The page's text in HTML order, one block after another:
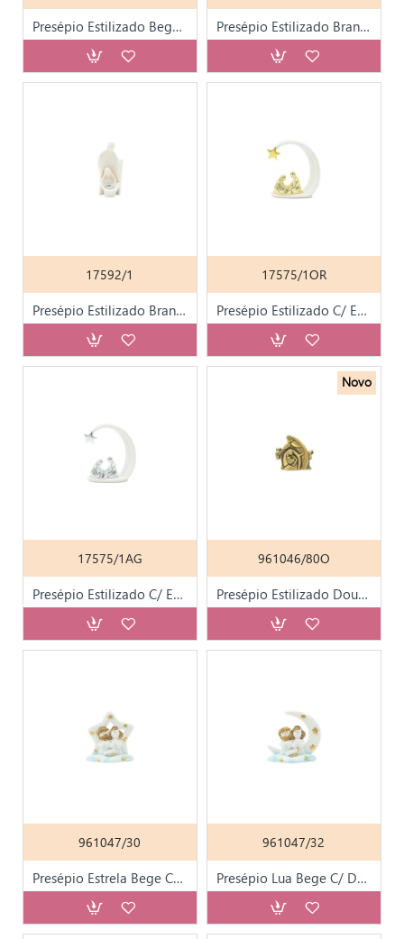
Presépio Estilizado Bege 5x6cm Presépio Estilizado Branco 12cm
17592/1
Presépio Estilizado Branco 12cm
17575/1OR
Presépio Estilizado C/ Estrela 13x13cm
17575/1AG
Presépio Estilizado C/ Estrela 13x13cm
Novo
961046/80O
Presépio Estilizado Dourado 5x6cm
961047/30
Presépio Estrela Bege C/ Dourado 7cm
961047/32
Presépio Lua Bege C/ Dourado 7cm